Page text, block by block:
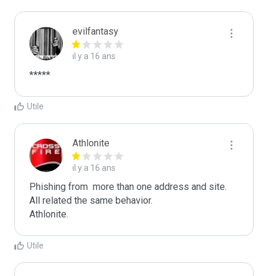
evilfantasy
il y a 16 ans
*****
Utile
Athlonite
il y a 16 ans
Phishing from  more than one address and site.
All related the same behavior.
Athlonite.
Utile